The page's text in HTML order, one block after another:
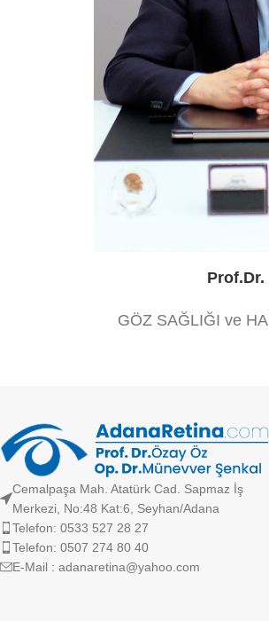
Prof.Dr.
GÖZ SAĞLIĞI ve
Cemalpaşa Mah. Atatürk Cad. Sapmaz İş
Merkezi, No:48 Kat:6, Seyhan/Adana
Telefon: 0533 527 28 27
Telefon: 0507 274 80 40
E-Mail : adanaretina@yahoo.com